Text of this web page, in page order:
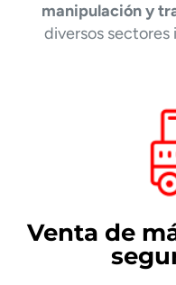
manipulación y
diversos sectores
Venta de